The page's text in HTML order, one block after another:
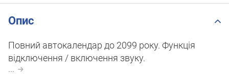
Опис
Повний автокалендар до 2099 року. Функція
відключення / включення звуку.
...